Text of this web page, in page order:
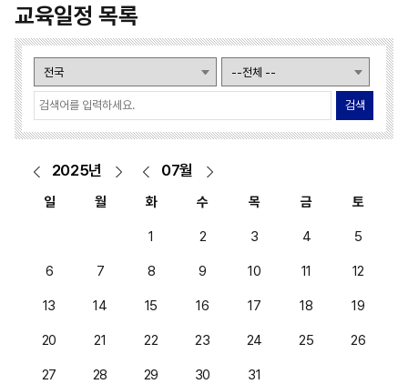
교육일정 목록
검색
2025년 07월
일 월 화 수 목 금 토
1 2 3 4 5
6 7 8 9 10 11 12
13 14 15 16 17 18 19
20 21 22 23 24 25 26
27 28 29 30 31